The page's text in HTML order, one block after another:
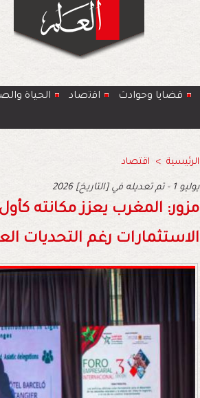
قضايا وحوادث اﻗﺗﺻﺎد الحياة
الرئيسية > اقتصاد
2026 يوليو 1 - تم تعديله في [التاريخ]
مزور: المغرب يعزز مكانته
الاستثمارات رغم التحديات